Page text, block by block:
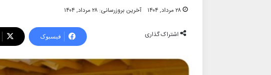
۲۸ مرداد, ۱۴۰۴ آخرین بروزرسانی: ۲۸ مرداد, ۱۴۰۴
اشتراک گذاری فیسبوک